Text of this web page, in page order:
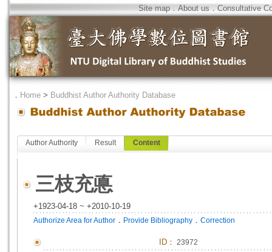
Site map．About us．Consultative
． Home > Buddhist Author Authority Database
Author Authority Result Content
三枝充悳
+1923-04-18 ~ +2010-10-19
Authorize Area for Author ． Provide Bibliography ． Correction
ID ： 23972